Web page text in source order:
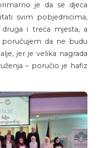
je da se djeca
svim pobjednicima,
i treća mjesta, a
da ne budu
jer je velika nagrada
– poručio je hafiz